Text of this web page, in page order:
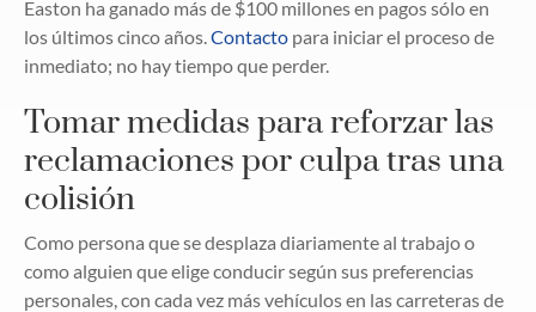
Easton ha ganado más de $100 millones en pagos sólo en
los últimos cinco años.Contactopara iniciar el proceso de
inmediato; no hay tiempo que perder.
Tomar medidas para reforzar las
reclamaciones por culpa tras una
colisión
Como persona que se desplaza diariamente al trabajo o
como alguien que elige conducir según sus preferencias
personales, con cada vez más vehículos en las carreteras de